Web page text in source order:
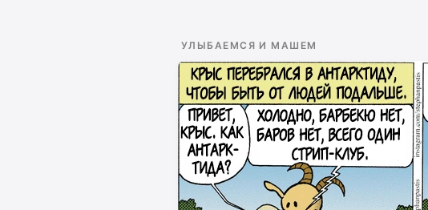
УЛЫБАЕМСЯ И МАШЕМ